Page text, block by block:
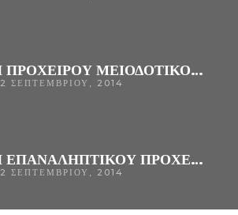
ΔΙΑΚΗΡΥΞΗ ΠΡΟΧΕΙΡΟΥ ΜΕΙΟΔΟΤΙΚΟΥ ΔΙΑΓΩΝΙΣΜΟΥ ΓΙΑ ΤΗΝ ΠΡΟΜΗΘΕΙΑ “ΡΑΜΜΑΤΩΝ” ΓΙΑ ΤΙΣ ΑΝΑΓΚΕΣ ΤΟΥ Γ.Ν. ΑΡΤΑΣ ΜΕ ΑΡΙΘΜ. Δ.Σ. 80/2014
2 ΣΕΠΤΕΜΒΡΊΟΥ, 2014
ΔΙΑΚΗΡΥΞΗ ΕΠΑΝΑΛΗΠΤΙΚΟΥ ΠΡΟΧΕΙΡΟΥ ΜΕΙΟΔΟΤΙΚΟΥ ΔΙΑΓΩΝΙΣΜΟΥ ΓΙΑ ΤΗΝ ΠΡΟΜΗΘΕΙΑ ΠΑΚΕΤΩΝ ΦΑΚΟΘΡΥΨΙΑΣ ΓΙΑ ΤΙΣ ΑΝΑΓΚΕΣ ΤΟΥ Γ.Ν. ΑΡΤΑΣ ΜΕ ΑΡΙΘΜ. Δ.Σ. 85/2014
2 ΣΕΠΤΕΜΒΡΊΟΥ, 2014